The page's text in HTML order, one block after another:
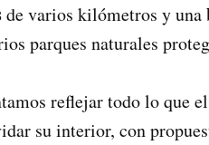
de varios kilómetros y una
parques naturales
reflejar todo lo que
su interior, con